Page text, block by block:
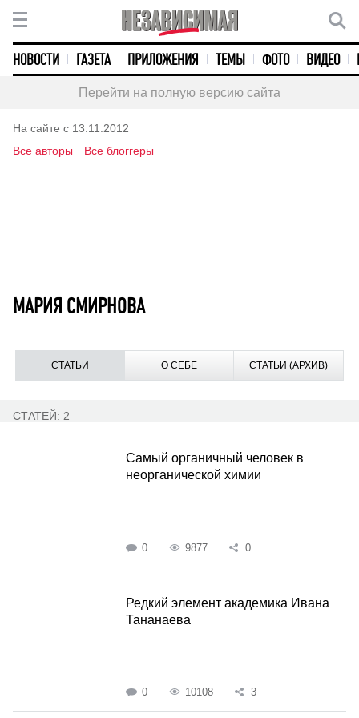
НОВОСТИ ГАЗЕТА ПРИЛОЖЕНИЯ ТЕМЫ ФОТО ВИДЕО
Перейти на полную версию сайта
На сайте с 13.11.2012
Все авторы
Все блоггеры
МАРИЯ СМИРНОВА
СТАТЬИ О СЕБЕ СТАТЬИ (АРХИВ)
СТАТЕЙ: 2
Самый органичный человек в
неорганической химии
0 9877 0
Редкий элемент академика Ивана
Тананаева
0 10108 3